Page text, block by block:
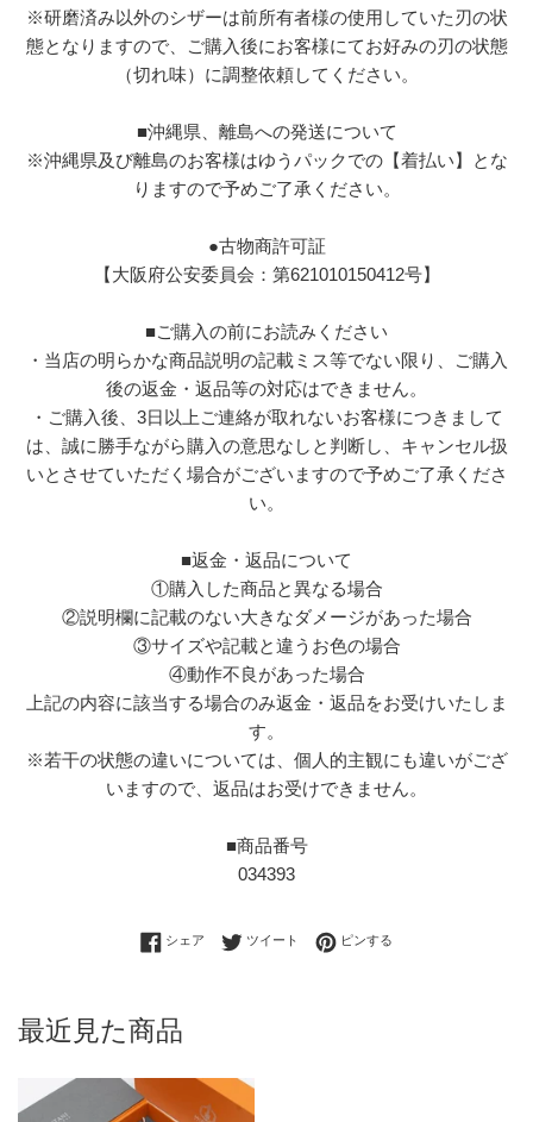
※研磨済み以外のシザーは前所有者様の使用していた刃の状
態となりますので、ご購入後にお客様にてお好みの刃の状態
（切れ味）に調整依頼してください。
■沖縄県、離島への発送について
※沖縄県及び離島のお客様はゆうパックでの【着払い】とな
りますので予めご了承ください。
●古物商許可証
【大阪府公安委員会：第621010150412号】
■ご購入の前にお読みください
・当店の明らかな商品説明の記載ミス等でない限り、ご購入
後の返金・返品等の対応はできません。
・ご購入後、3日以上ご連絡が取れないお客様につきまして
は、誠に勝手ながら購入の意思なしと判断し、キャンセル扱
いとさせていただく場合がございますので予めご了承くださ
い。
■返金・返品について
①購入した商品と異なる場合
②説明欄に記載のない大きなダメージがあった場合
③サイズや記載と違うお色の場合
④動作不良があった場合
上記の内容に該当する場合のみ返金・返品をお受けいたしま
す。
※若干の状態の違いについては、個人的主観にも違いがござ
いますので、返品はお受けできません。
■商品番号
034393
シェア Facebookでシェアする
ツイート Twitterに投稿する
ピンする
最近見た商品